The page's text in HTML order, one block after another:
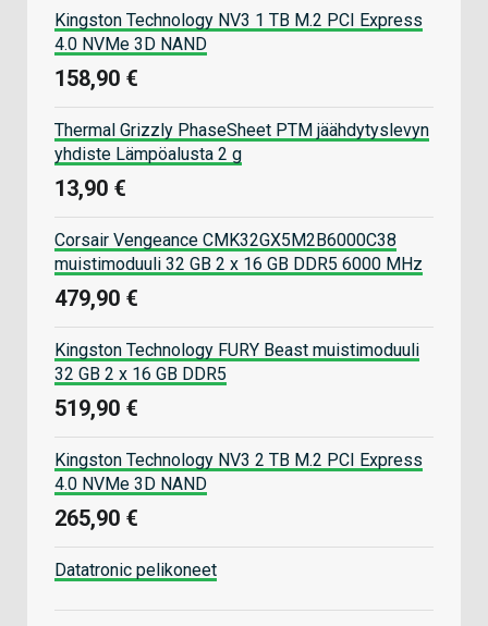
Kingston Technology NV3 1 TB M.2 PCI Express
4.0 NVMe 3D NAND
158,90 €
Thermal Grizzly PhaseSheet PTM jäähdytyslevyn
yhdiste Lämpöalusta 2 g
13,90 €
Corsair Vengeance CMK32GX5M2B6000C38
muistimoduuli 32 GB 2 x 16 GB DDR5 6000 MHz
479,90 €
Kingston Technology FURY Beast muistimoduuli
32 GB 2 x 16 GB DDR5
519,90 €
Kingston Technology NV3 2 TB M.2 PCI Express
4.0 NVMe 3D NAND
265,90 €
Datatronic pelikoneet